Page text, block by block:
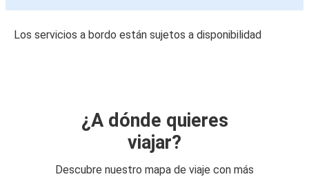
Los servicios a bordo están sujetos a disponibilidad
¿A dónde quieres
viajar?
Descubre nuestro mapa de viaje con más